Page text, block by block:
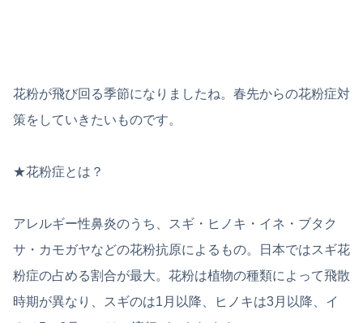
花粉が飛び回る季節になりましたね。春先からの花粉症対
策をしていきたいものです。
★花粉症とは？
アレルギー性鼻炎のうち、スギ・ヒノキ・イネ・ブタク
サ・カモガヤなどの花粉抗原によるもの。日本ではスギ花
粉症の占める割合が最大。花粉は植物の種類によって飛散
時期が異なり、スギのは1月以降、ヒノキは3月以降、イ